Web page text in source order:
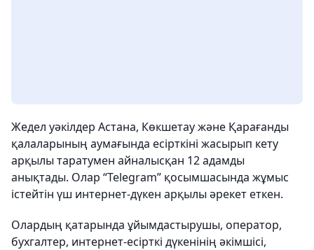
Жедел уәкілдер Астана, Көкшетау және Қарағанды
қалаларының аумағында есірткіні жасырып кету
арқылы таратумен айналысқан 12 адамды
анықтады. Олар “Telegram” қосымшасында жұмыс
істейтін үш интернет-дүкен арқылы әрекет еткен.
Олардың қатарында ұйымдастырушы, оператор,
бухгалтер, интернет-есірткі дүкенінің әкімшісі,